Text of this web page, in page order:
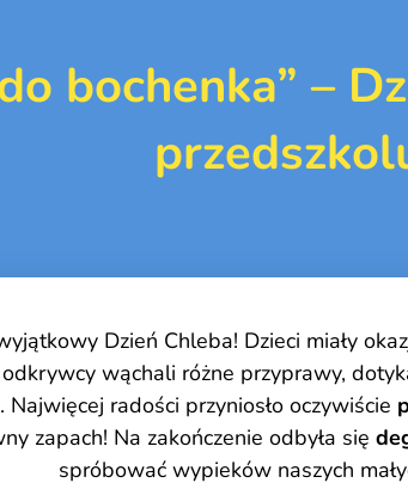
bochenka” –
Dzień Chleba! Dzieci miały
wąchali różne przyprawy,
radości przyniosło oczywiście
zapach! Na zakończenie odbyła się
spróbować wypieków naszych